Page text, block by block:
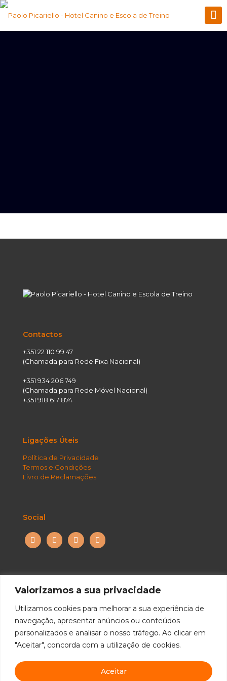
Valorizamos a sua privacidade
Utilizamos cookies para melhorar a sua experiência de
navegação, apresentar anúncios ou conteúdos
personalizados e analisar o nosso tráfego. Ao clicar em
"Aceitar", concorda com a utilização de cookies.
Aceitar
Contactos
+351 22 110 99 47
(Chamada para Rede Fixa Nacional)
+351 934 206 749
(Chamada para Rede Móvel Nacional)
+351 918 617 874
Ligações Úteis
Política de Privacidade
Termos e Condições
Livro de Reclamações
Social
facebookinstagramyoutubetiktok
© 2026. All Rights Reserved. Desenvolvido por